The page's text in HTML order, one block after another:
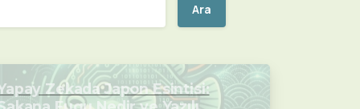
Ara
Zekada Japon Esintisi: